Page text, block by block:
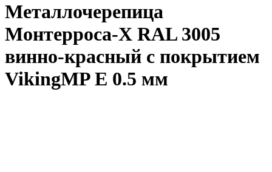
Металлочерепица
Монтерроса-X RAL 3005
винно-красный с покрытием
VikingMP E 0.5 мм